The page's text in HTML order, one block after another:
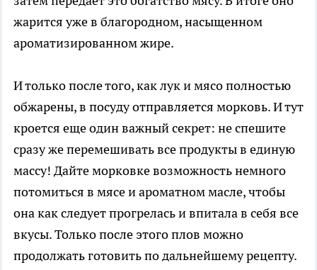
жарится уже в благородном, насыщенном
ароматизированном жире.
И только после того, как лук и мясо полностью
обжарены, в посуду отправляется морковь. И тут
кроется еще один важный секрет: не спешите
сразу же перемешивать все продукты в единую
массу! Дайте морковке возможность немного
потомиться в мясе и ароматном масле, чтобы
она как следует прогрелась и впитала в себя все
вкусы. Только после этого плов можно
продолжать готовить по дальнейшему рецепту.